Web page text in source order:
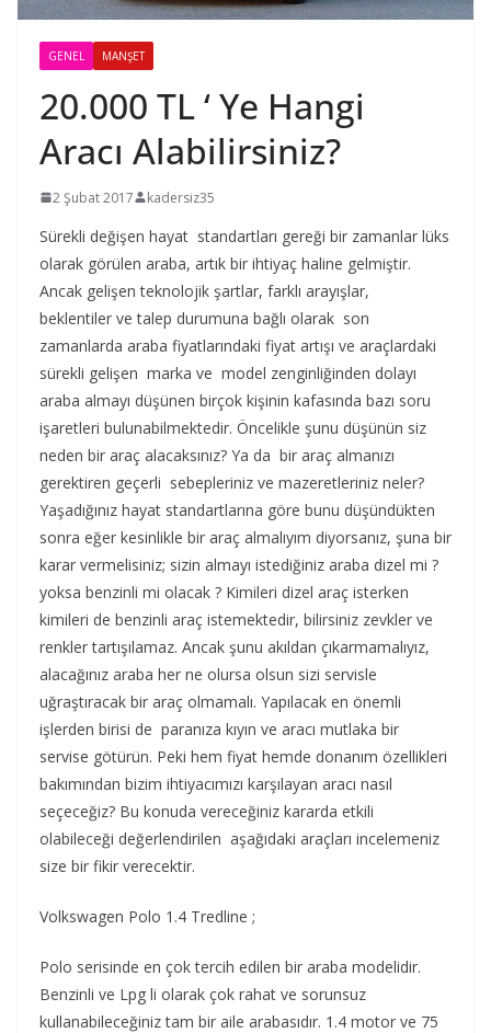
GENEL MANŞET
20.000 TL ‘ Ye Hangi
Aracı Alabilirsiniz?
2 Şubat 2017 kadersiz35
Sürekli değişen hayat standartları gereği bir zamanlar lüks
olarak görülen araba, artık bir ihtiyaç haline gelmiştir.
Ancak gelişen teknolojik şartlar, farklı arayışlar,
beklentiler ve talep durumuna bağlı olarak son
zamanlarda araba fiyatlarındaki fiyat artışı ve araçlardaki
sürekli gelişen marka ve model zenginliğinden dolayı
araba almayı düşünen birçok kişinin kafasında bazı soru
işaretleri bulunabilmektedir. Öncelikle şunu düşünün siz
neden bir araç alacaksınız? Ya da bir araç almanızı
gerektiren geçerli sebepleriniz ve mazeretleriniz neler?
Yaşadığınız hayat standartlarına göre bunu düşündükten
sonra eğer kesinlikle bir araç almalıyım diyorsanız, şuna bir
karar vermelisiniz; sizin almayı istediğiniz araba dizel mi ?
yoksa benzinli mi olacak ? Kimileri dizel araç isterken
kimileri de benzinli araç istemektedir, bilirsiniz zevkler ve
renkler tartışılamaz. Ancak şunu akıldan çıkarmamalıyız,
alacağınız araba her ne olursa olsun sizi servisle
uğraştıracak bir araç olmamalı. Yapılacak en önemli
işlerden birisi de paranıza kıyın ve aracı mutlaka bir
servise götürün. Peki hem fiyat hemde donanım özellikleri
bakımından bizim ihtiyacımızı karşılayan aracı nasıl
seçeceğiz? Bu konuda vereceğiniz kararda etkili
olabileceği değerlendirilen aşağıdaki araçları incelemeniz
size bir fikir verecektir.
Volkswagen Polo 1.4 Tredline ;
Polo serisinde en çok tercih edilen bir araba modelidir.
Benzinli ve Lpg li olarak çok rahat ve sorunsuz
kullanabileceğiniz tam bir aile arabasıdır. 1.4 motor ve 75